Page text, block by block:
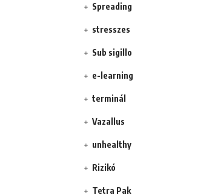
Spreading
stresszes
Sub sigillo
e-learning
terminál
Vazallus
unhealthy
Rizikó
Tetra Pak